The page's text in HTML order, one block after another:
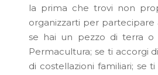
la prima che trovi non
organizzarti per partecipare
se hai un pezzo di terra
Permacultura; se ti accorgi
di costellazioni familiari; se